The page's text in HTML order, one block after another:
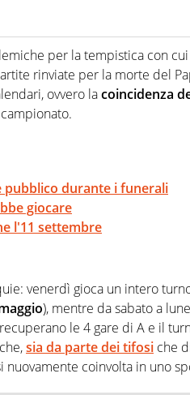
numerose manifestazioni
competenza, conoscenza e
per la tempistica con
rinviate per la morte del
ovvero lacoincidenza
durante i funerali
giocare
l'11 settembre
venerdì gioca un intero
), mentre da sabato a
le 4 gare di A e il
sia da parte dei tifosi che
coinvolta in uno